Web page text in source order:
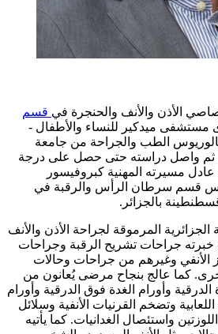
الأذن والأنف والحنجرة في قسم
مستشفى ميدكير للنساء والأطفال -
الطب والجراحة من جامعة
ثم واصل دراسته حتى حصل على درجة
عادل مسيرته المهنية كبروفيسور
قسم سرطان الرأس والرقبة في
بالجزائر.
المرموقة لجراحة الأذن والأنف
جراحات تشريح الرقبة وجراحات
الأنفي وغيرهم من جراحات وحالات
كما عالج بنجاح مرضى يُعانون من
وأورام الغدة فوق الدرقية وأورام
اللعابية وتضخم القرنيات الأنفية وسلائل
واستئصال الغدانيات. كما يأتيه